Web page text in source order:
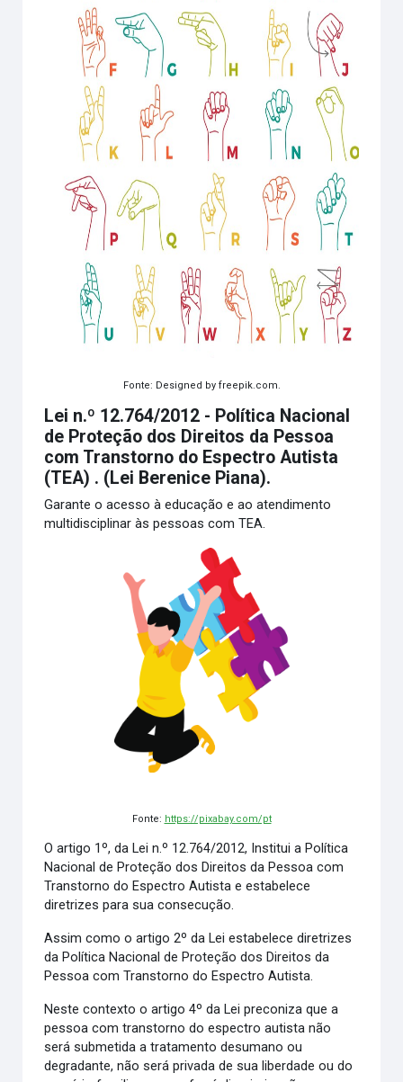
Fonte: Designed by freepik.com.
Lei n.º 12.764/2012 - Política Nacional
de Proteção dos Direitos da Pessoa
com Transtorno do Espectro Autista
(TEA) . (Lei Berenice Piana).
Garante o acesso à educação e ao atendimento
multidisciplinar às pessoas com TEA.
Fonte: https://pixabay.com/pt
O artigo 1º, da Lei n.º 12.764/2012, Institui a Política
Nacional de Proteção dos Direitos da Pessoa com
Transtorno do Espectro Autista e estabelece
diretrizes para sua consecução.
Assim como o artigo 2º da Lei estabelece diretrizes
da Política Nacional de Proteção dos Direitos da
Pessoa com Transtorno do Espectro Autista.
Neste contexto o artigo 4º da Lei preconiza que a
pessoa com transtorno do espectro autista não
será submetida a tratamento desumano ou
degradante, não será privada de sua liberdade ou do